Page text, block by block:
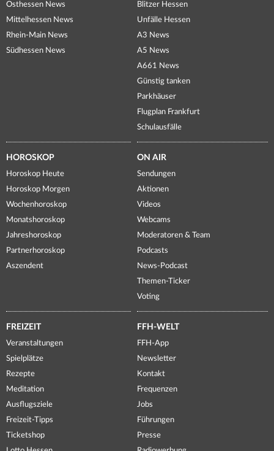
Osthessen News
Mittelhessen News
Rhein-Main News
Südhessen News
Blitzer Hessen
Unfälle Hessen
A3 News
A5 News
A661 News
Günstig tanken
Parkhäuser
Flugplan Frankfurt
Schulausfälle
HOROSKOP
Horoskop Heute
Horoskop Morgen
Wochenhoroskop
Monatshoroskop
Jahreshoroskop
Partnerhoroskop
Aszendent
ON AIR
Sendungen
Aktionen
Videos
Webcams
Moderatoren & Team
Podcasts
News-Podcast
Themen-Ticker
Voting
FREIZEIT
Veranstaltungen
Spielplätze
Rezepte
Meditation
Ausflugsziele
Freizeit-Tipps
Ticketshop
FFH-WELT
FFH-App
Newsletter
Kontakt
Frequenzen
Jobs
Führungen
Presse